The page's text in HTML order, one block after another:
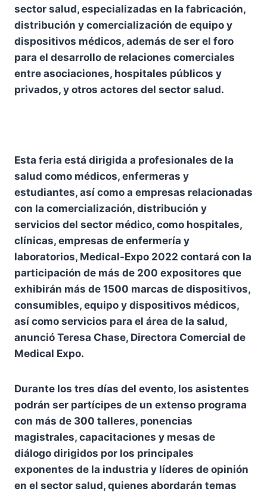
sector salud, especializadas en la fabricación,
distribución y comercialización de equipo y
dispositivos médicos, además de ser el foro
para el desarrollo de relaciones comerciales
entre asociaciones, hospitales públicos y
privados, y otros actores del sector salud.
Esta feria está dirigida a profesionales de la
salud como médicos, enfermeras y
estudiantes, así como a empresas relacionadas
con la comercialización, distribución y
servicios del sector médico, como hospitales,
clínicas, empresas de enfermería y
laboratorios, Medical-Expo 2022 contará con la
participación de más de 200 expositores que
exhibirán más de 1500 marcas de dispositivos,
consumibles, equipo y dispositivos médicos,
así como servicios para el área de la salud,
anunció Teresa Chase, Directora Comercial de
Medical Expo.
Durante los tres días del evento, los asistentes
podrán ser partícipes de un extenso programa
con más de 300 talleres, ponencias
magistrales, capacitaciones y mesas de
diálogo dirigidos por los principales
exponentes de la industria y líderes de opinión
en el sector salud, quienes abordarán temas